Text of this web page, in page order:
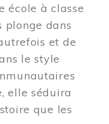
école à classe
plonge dans
et de
le style
elle séduira
que les